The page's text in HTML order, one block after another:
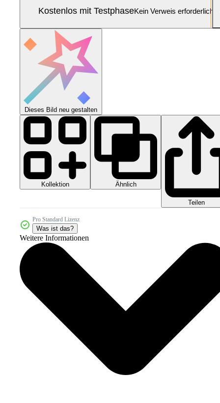
Kostenlos mit TestphaseKein Verweis erforderlich
Dieses Bild neu gestalten
Kollektion Ähnlich
Teilen
Pro Standard Lizenz
Was ist das?
Weitere Informationen